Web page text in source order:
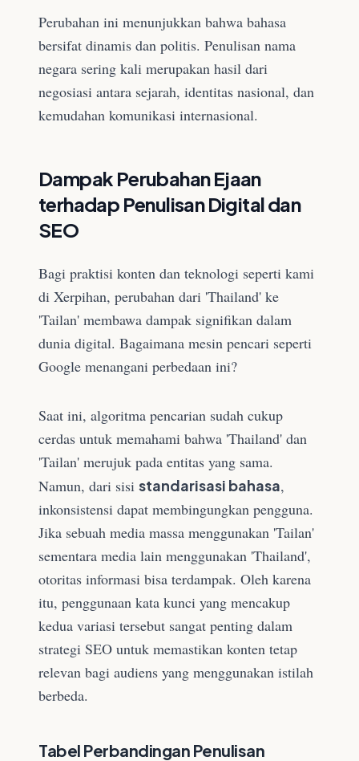
Perubahan ini menunjukkan bahwa bahasa
bersifat dinamis dan politis. Penulisan nama
negara sering kali merupakan hasil dari
negosiasi antara sejarah, identitas nasional, dan
kemudahan komunikasi internasional.
Dampak Perubahan Ejaan
terhadap Penulisan Digital dan
SEO
Bagi praktisi konten dan teknologi seperti kami
di Xerpihan, perubahan dari 'Thailand' ke
'Tailan' membawa dampak signifikan dalam
dunia digital. Bagaimana mesin pencari seperti
Google menangani perbedaan ini?
Saat ini, algoritma pencarian sudah cukup
cerdas untuk memahami bahwa 'Thailand' dan
'Tailan' merujuk pada entitas yang sama.
Namun, dari sisi standarisasi bahasa,
inkonsistensi dapat membingungkan pengguna.
Jika sebuah media massa menggunakan 'Tailan'
sementara media lain menggunakan 'Thailand',
otoritas informasi bisa terdampak. Oleh karena
itu, penggunaan kata kunci yang mencakup
kedua variasi tersebut sangat penting dalam
strategi SEO untuk memastikan konten tetap
relevan bagi audiens yang menggunakan istilah
berbeda.
Tabel Perbandingan Penulisan